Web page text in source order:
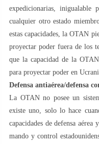
expedicionarias,
cualquier otro estado
estas capacidades, la OTAN
proyectar poder fuera de los
que la capacidad de la
para proyectar poder en
Defensa antiaérea/defensa
La OTAN no posee un
existe uno, solo lo hace
capacidades de defensa
mando y control